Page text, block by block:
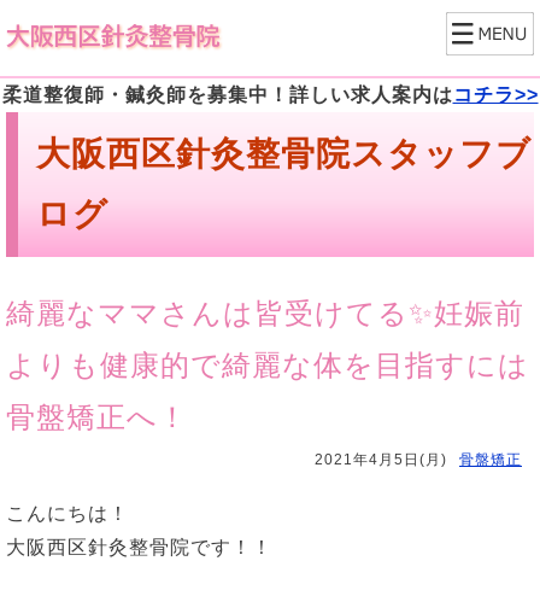
柔道整復師・鍼灸師を募集中！詳しい求人案内は コチラ>>
大阪西区針灸整骨院スタッフブ
ログ
綺麗なママさんは皆受けてる✨妊娠前
よりも健康的で綺麗な体を目指すには
骨盤矯正へ！
2021年4月5日(月) 骨盤矯正
こんにちは！
大阪西区針灸整骨院です！！